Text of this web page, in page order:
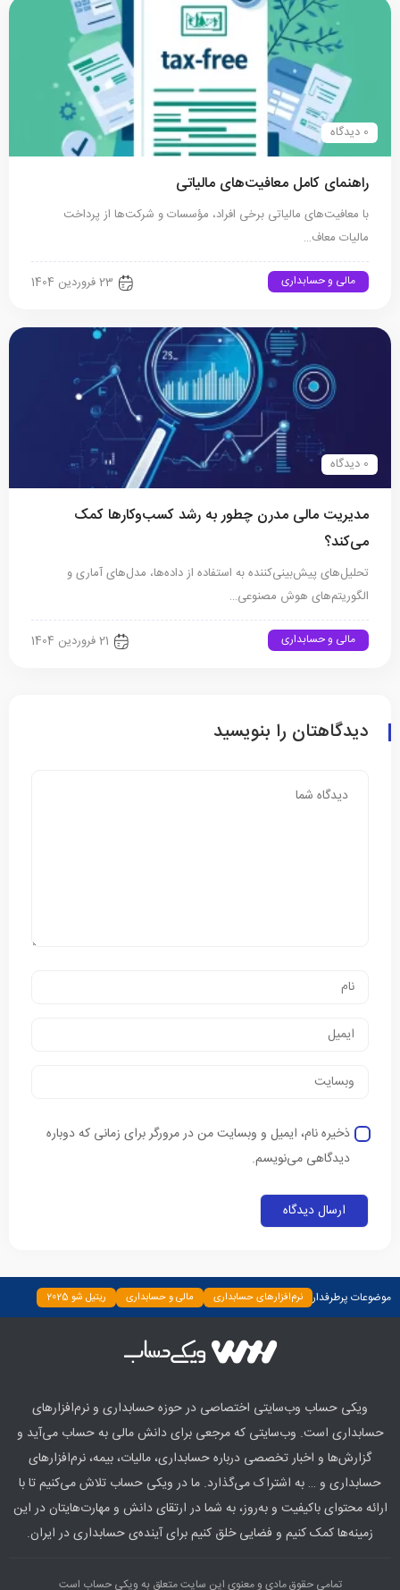
0 دیدگاه
راهنمای کامل معافیت‌های مالیاتی
با معافیت‌های مالیاتی برخی افراد، مؤسسات و شرکت‌ها از پرداخت
مالیات معاف…
مالی و حسابداری 23 فروردین 1404
0 دیدگاه
مدیریت مالی مدرن چطور به رشد کسب‌وکارها کمک
می‌کند؟
تحلیل‌های پیش‌بینی‌کننده به استفاده از داده‌ها، مدل‌های آماری و
الگوریتم‌های هوش مصنوعی…
مالی و حسابداری 21 فروردین 1404
دیدگاهتان را بنویسید
ذخیره نام، ایمیل و وبسایت من در مرورگر برای زمانی که دوباره
دیدگاهی می‌نویسم.
موضوعات پرطرفدار نرم‌افزارهای حسابداری مالی و حسابداری
ریتیل شو 2025
دسته‌بندی نشده
چپ چین بیمه و بانک اخبار ابزارها
ویکی حساب وب‌سایتی اختصاصی در حوزه حسابداری و نرم‌افزارهای
حسابداری است. وب‌سایتی که مرجعی برای دانش مالی به حساب می‌آید و
گزارش‌ها و اخبار تخصصی درباره حسابداری، مالیات، بیمه، نرم‌افزارهای
حسابداری و … به اشتراک می‌گذارد. ما در ویکی حساب تلاش می‌کنیم تا با
ارائه محتوای باکیفیت و به‌روز، به شما در ارتقای دانش و مهارت‌هایتان در این
زمینه‌ها کمک کنیم و فضایی خلق کنیم برای آینده‌ی حسابداری در ایران.
تمامی حقوق مادی و معنوی این سایت متعلق به ویکی حساب است